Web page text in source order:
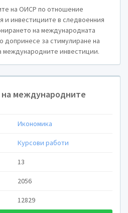
Актуални
на ОИСР по отношение
и инвестициите в следвоенния
на международната
допринесе за стимулиране на
международните инвестиции.
международните
Икономика
Курсови работи
13
2056
12829